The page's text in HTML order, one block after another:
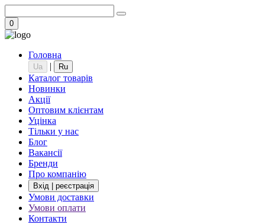
0
Головна
Ua | Ru
Каталог товарів
Новинки
Акції
Оптовим клієнтам
Уцінка
Тільки у нас
Блог
Вакансії
Бренди
Про компанію
Вхід | реєстрація
Умови доставки
Умови оплати
Контакти